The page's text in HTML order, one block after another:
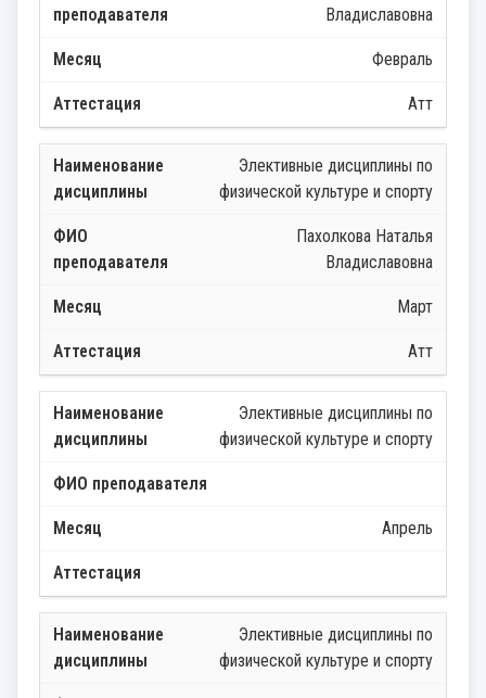
Владиславовна
Февраль
Атт
Элективные дисциплины по
физической культуре и спорту
Пахолкова Наталья
Владиславовна
Март
Атт
Элективные дисциплины по
физической культуре и спорту
Апрель
Элективные дисциплины по
физической культуре и спорту